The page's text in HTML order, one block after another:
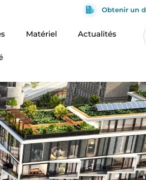
Obtenir un
Matériel Actualités